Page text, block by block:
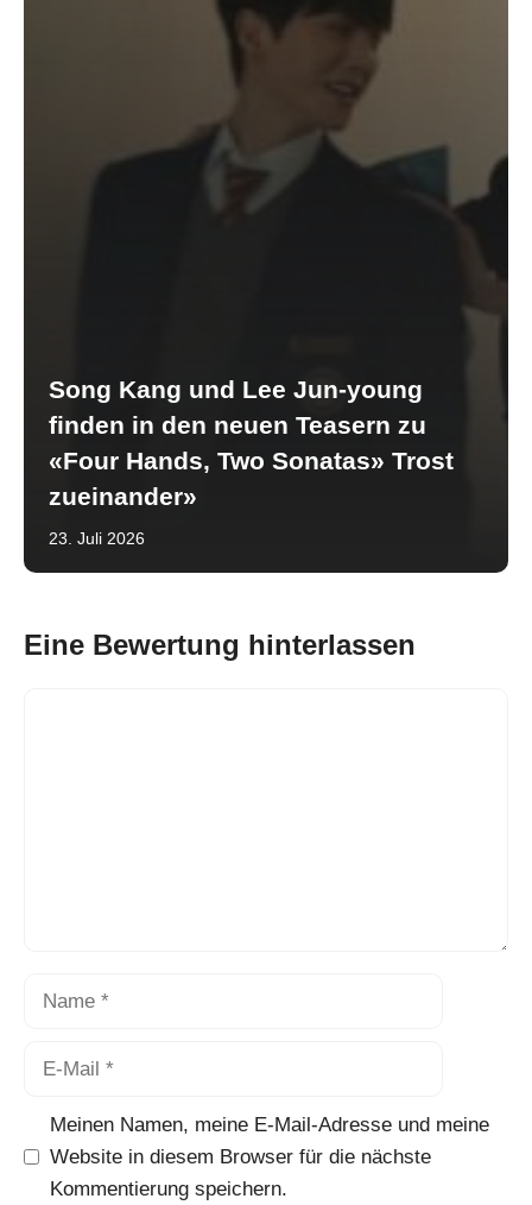
Song Kang und Lee Jun-young
finden in den neuen Teasern zu
«Four Hands, Two Sonatas» Trost
zueinander»
23. Juli 2026
Eine Bewertung hinterlassen
Name
Meinen Namen, meine E-Mail-Adresse und meine
Website in diesem Browser für die nächste
Kommentierung speichern.